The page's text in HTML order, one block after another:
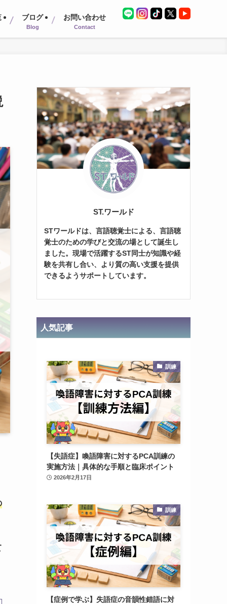
ブログ
Blog
お問い合わせ
Contact
ST.ワールド
STワールドは、言語聴覚士による、言語聴
覚士のための学びと交流の場として誕生し
ました。現場で活躍するST同士が知識や経
験を共有し合い、より質の高い支援を提供
できるようサポートしています。
人気記事
訓練
【失語症】喚語障害に対するPCA訓練の
実施方法｜具体的な手順と臨床ポイント
2026年2月17日
訓練
【症例で学ぶ】失語症の音韻性錯語に対